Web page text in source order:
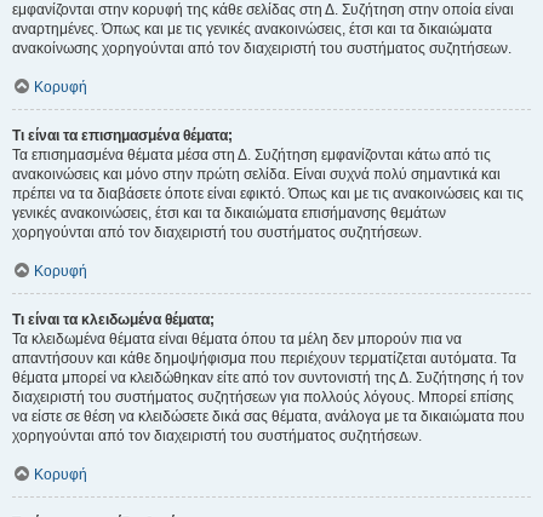
εμφανίζονται στην κορυφή της κάθε σελίδας στη Δ. Συζήτηση στην οποία είναι
αναρτημένες. Όπως και με τις γενικές ανακοινώσεις, έτσι και τα δικαιώματα
ανακοίνωσης χορηγούνται από τον διαχειριστή του συστήματος συζητήσεων.
Κορυφή
Τι είναι τα επισημασμένα θέματα;
Τα επισημασμένα θέματα μέσα στη Δ. Συζήτηση εμφανίζονται κάτω από τις
ανακοινώσεις και μόνο στην πρώτη σελίδα. Είναι συχνά πολύ σημαντικά και
πρέπει να τα διαβάσετε όποτε είναι εφικτό. Όπως και με τις ανακοινώσεις και τις
γενικές ανακοινώσεις, έτσι και τα δικαιώματα επισήμανσης θεμάτων
χορηγούνται από τον διαχειριστή του συστήματος συζητήσεων.
Κορυφή
Τι είναι τα κλειδωμένα θέματα;
Τα κλειδωμένα θέματα είναι θέματα όπου τα μέλη δεν μπορούν πια να
απαντήσουν και κάθε δημοψήφισμα που περιέχουν τερματίζεται αυτόματα. Τα
θέματα μπορεί να κλειδώθηκαν είτε από τον συντονιστή της Δ. Συζήτησης ή τον
διαχειριστή του συστήματος συζητήσεων για πολλούς λόγους. Μπορεί επίσης
να είστε σε θέση να κλειδώσετε δικά σας θέματα, ανάλογα με τα δικαιώματα που
χορηγούνται από τον διαχειριστή του συστήματος συζητήσεων.
Κορυφή